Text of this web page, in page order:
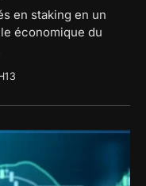
en staking en un
économique du